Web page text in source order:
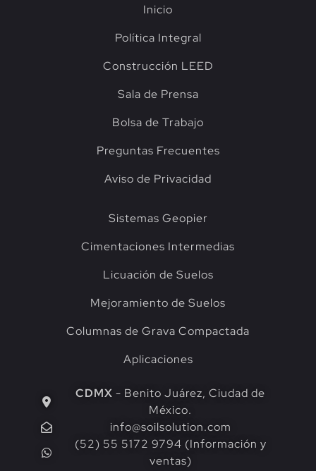
Inicio
Política Integral
Construcción LEED
Sala de Prensa
Bolsa de Trabajo
Preguntas Frecuentes
Aviso de Privacidad
Sistemas Geopier
Cimentaciones Intermedias
Licuación de Suelos
Mejoramiento de Suelos
Columnas de Grava Compactada
Aplicaciones
CDMX - Benito Juárez, Ciudad de
México.
info@soilsolution.com
(52) 55 5172 9794 (Información y
ventas)